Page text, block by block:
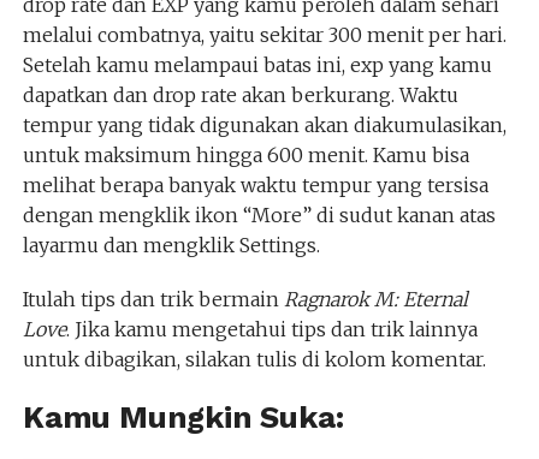
melalui combatnya, yaitu sekitar 300 menit per hari.
Setelah kamu melampaui batas ini, exp yang kamu
dapatkan dan drop rate akan berkurang. Waktu
tempur yang tidak digunakan akan diakumulasikan,
untuk maksimum hingga 600 menit. Kamu bisa
melihat berapa banyak waktu tempur yang tersisa
dengan mengklik ikon “More” di sudut kanan atas
layarmu dan mengklik Settings.
Itulah tips dan trik bermain Ragnarok M: Eternal
Love. Jika kamu mengetahui tips dan trik lainnya
untuk dibagikan, silakan tulis di kolom komentar.
Kamu Mungkin Suka: